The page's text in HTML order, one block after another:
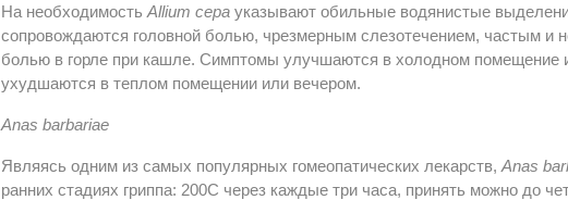
На необходимость Allium cepa указывают обильные водянистые
сопровождаются головной болью, чрезмерным слезотечением, частым и
болью в горле при кашле. Симптомы улучшаются в холодном помещение
ухудшаются в теплом помещении или вечером.
Anas barbariae
Являясь одним из самых популярных гомеопатических лекарств, Anas
ранних стадиях гриппа: 200С через каждые три часа, принять можно до